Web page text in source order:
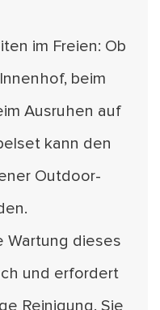
im Freien: Ob
beim
Ausruhen auf
kann den
Outdoor-
Wartung dieses
und erfordert
Reinigung. Sie